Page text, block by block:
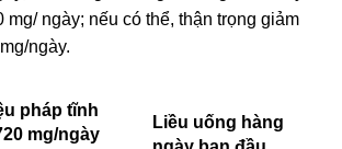
mg/ ngày; nếu có thể, thận trọng giảm
ngày.
pháp tĩnh
mg/ngày
Liều uống hàng